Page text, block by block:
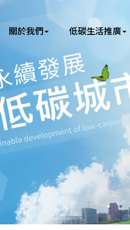
關於我們 低碳生活推廣